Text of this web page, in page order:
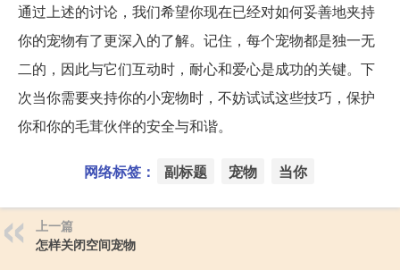
通过上述的讨论，我们希望你现在已经对如何妥善地夹持
你的宠物有了更深入的了解。记住，每个宠物都是独一无
二的，因此与它们互动时，耐心和爱心是成功的关键。下
次当你需要夹持你的小宠物时，不妨试试这些技巧，保护
你和你的毛茸伙伴的安全与和谐。
网络标签： 副标题 宠物 当你
上一篇
怎样关闭空间宠物